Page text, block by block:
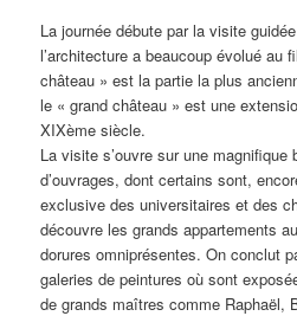
La journée débute par la visite
l’architecture a beaucoup évolué au
château » est la partie la plus
le « grand château » est une
XIXème siècle.
La visite s’ouvre sur une magnifique
d’ouvrages, dont certains sont,
exclusive des universitaires et des
découvre les grands appartements
dorures omniprésentes. On conclut
galeries de peintures où sont
de grands maîtres comme Raphaël,